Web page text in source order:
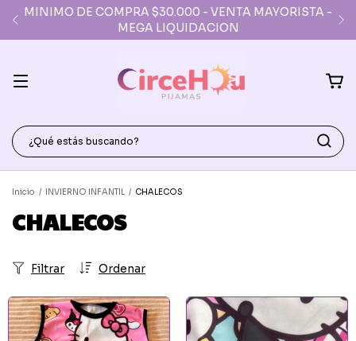
MINIMO DE COMPRA $30.000 - VENTA MAYORISTA -
MEGA LIQUIDACION
Inicio / INVIERNO INFANTIL / CHALECOS
CHALECOS
Ordenar
Filtrar